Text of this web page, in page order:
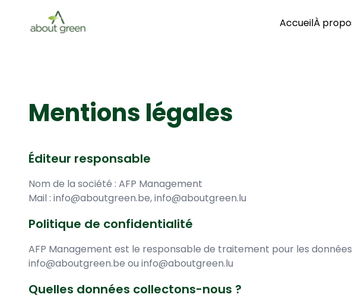
AccueilÀ
Mentions légales
Éditeur responsable
Nom de la société : AFP Management
Mail : info@aboutgreen.be, info@aboutgreen.lu
Politique de confidentialité
AFP Management est le responsable de traitement pour les
info@aboutgreen.be ou info@aboutgreen.lu
Quelles données collectons-nous ?